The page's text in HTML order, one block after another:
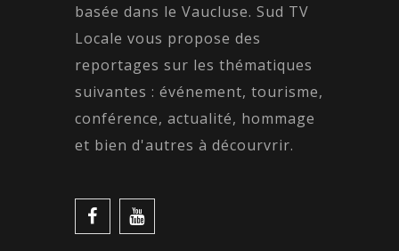
basée dans le Vaucluse. Sud TV
Locale vous propose des
reportages sur les thématiques
suivantes : événement, tourisme,
conférence, actualité, hommage
et bien d'autres à décourvrir.